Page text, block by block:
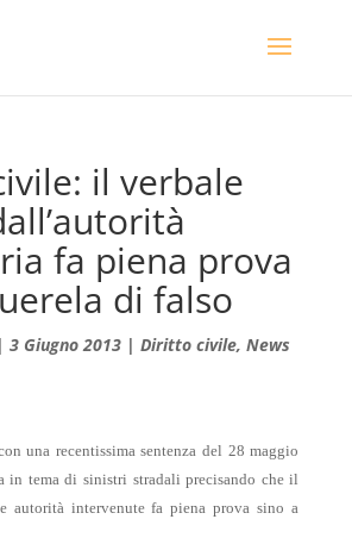
il verbale
fa piena prova
di falso
3 Giugno 2013| Diritto civile, News
una recentissima sentenza del 28 maggio
in tema di sinistri stradali precisando che il
autorità intervenute fa piena prova sino a